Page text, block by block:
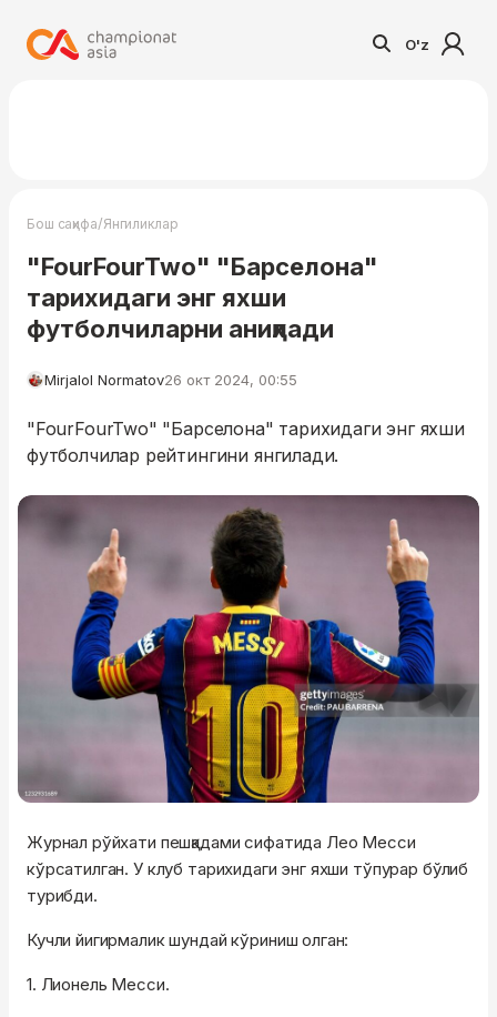
O'z
Бош саҳифа/Янгиликлар
"FourFourTwo" "Барселона"
тарихидаги энг яхши
футболчиларни аниқлади
Mirjalol Normatov26 окт 2024, 00:55
"FourFourTwo" "Барселона" тарихидаги энг яхши
футболчилар рейтингини янгилади.
Журнал рўйхати пешқадами сифатида Лео Месси
кўрсатилган. У клуб тарихидаги энг яхши тўпурар бўлиб
турибди.
Кучли йигирмалик шундай кўриниш олган:
1. Лионель Месси.